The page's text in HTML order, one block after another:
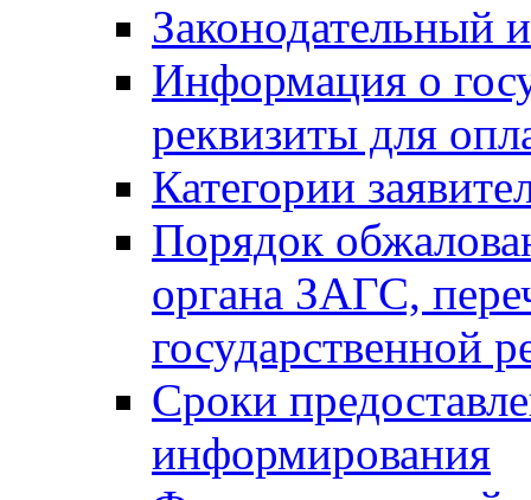
Законодательный
Информация о
реквизиты для
Категории
Порядок
органа ЗАГС,
государственной
Сроки
информирования